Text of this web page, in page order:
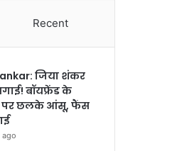
Recent
जिया शंकर
बॉयफ्रेंड के
पर छलके आंसू, फैंस
ago